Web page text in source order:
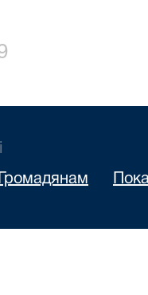
Громадянам